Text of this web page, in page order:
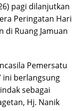
pagi dilanjutkan
Peringatan Hari
di Ruang Jamuan
Pemersatu
ini berlangsung
sebagai
Hj. Nanik